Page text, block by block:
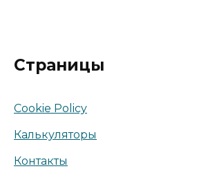
Страницы
Cookie Policy
Калькуляторы
Контакты